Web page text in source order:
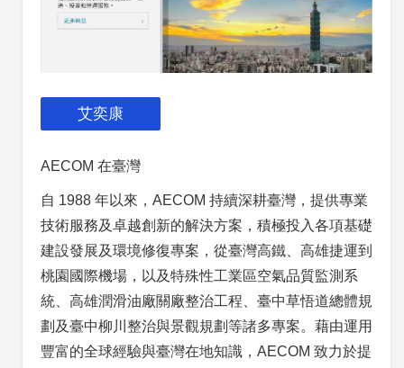
艾奕康
AECOM 在臺灣
自 1988 年以來，AECOM 持續深耕臺灣，提供專業
技術服務及卓越創新的解決方案，積極投入各項基礎
建設發展及環境修復專案，從臺灣高鐵、高雄捷運到
桃園國際機場，以及特殊性工業區空氣品質監測系
統、高雄潤滑油廠關廠整治工程、臺中草悟道總體規
劃及臺中柳川整治與景觀規劃等諸多專案。藉由運用
豐富的全球經驗與臺灣在地知識，AECOM 致力於提